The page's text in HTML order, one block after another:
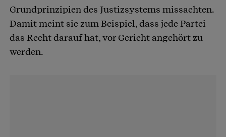
Grundprinzipien des Justizsystems missachten.
Damit meint sie zum Beispiel, dass jede Partei
das Recht darauf hat, vor Gericht angehört zu
werden.